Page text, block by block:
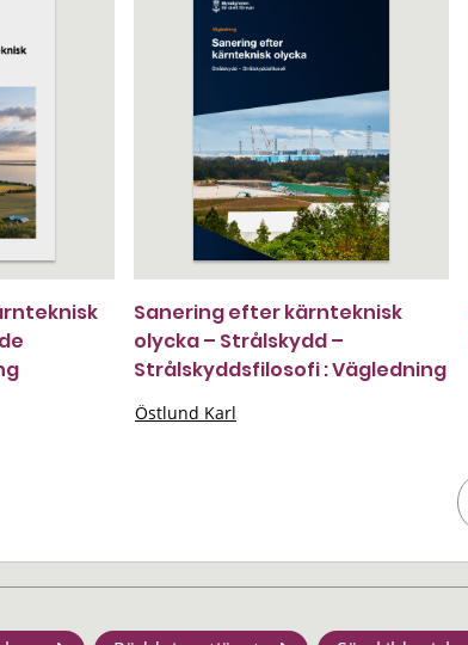
Sanering efter kärnteknisk
olycka – Strålskydd –
Strålskyddsfilosofi : Vägledning
Östlund Karl